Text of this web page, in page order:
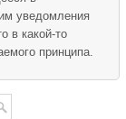
уведомления
в какой-то
принципа.